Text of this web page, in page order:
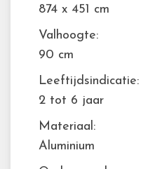
874 x 451 cm
Valhoogte:
90 cm
Leeftijdsindicatie:
2 tot 6 jaar
Materiaal:
Aluminium